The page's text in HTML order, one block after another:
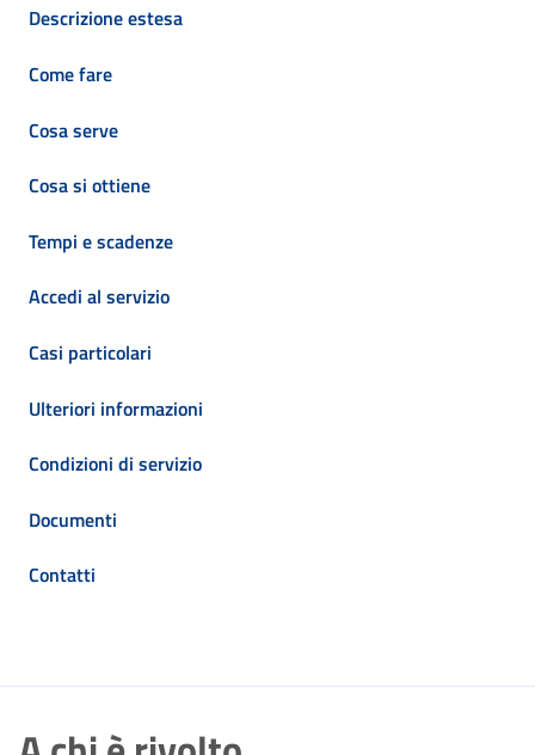
Descrizione estesa
Come fare
Cosa serve
Cosa si ottiene
Tempi e scadenze
Accedi al servizio
Casi particolari
Ulteriori informazioni
Condizioni di servizio
Documenti
Contatti